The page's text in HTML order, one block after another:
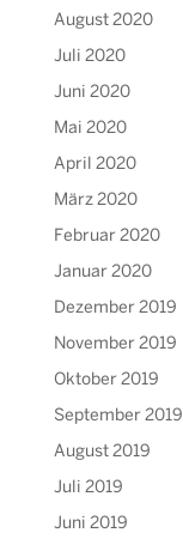
August 2020
Juli 2020
Juni 2020
Mai 2020
April 2020
März 2020
Februar 2020
Januar 2020
Dezember 2019
November 2019
Oktober 2019
September 2019
August 2019
Juli 2019
Juni 2019